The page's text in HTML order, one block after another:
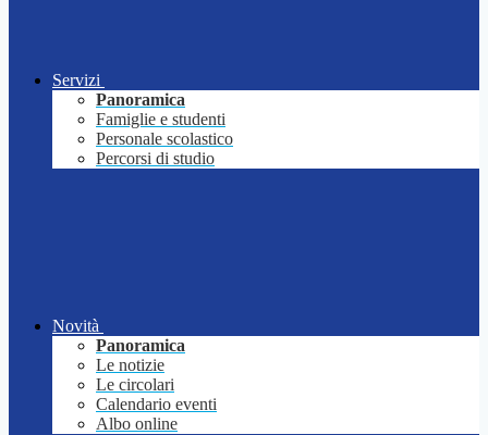
Servizi
Panoramica
Famiglie e studenti
Personale scolastico
Percorsi di studio
Novità
Panoramica
Le notizie
Le circolari
Calendario eventi
Albo online